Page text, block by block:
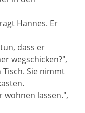
Hannes. Er
dass er
wegschicken?",
Sie nimmt
wohnen lassen.",